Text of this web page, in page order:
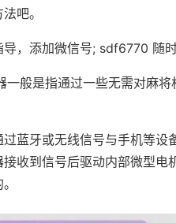
吧。
，添加微信号; sdf6770 随时
般是指通过一些无需对麻
蓝牙或无线信号与手机等设
收到信号后驱动内部微型电